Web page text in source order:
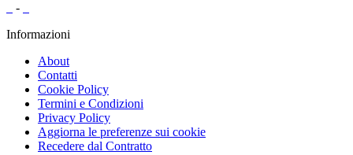
-
Informazioni
About
Contatti
Cookie Policy
Termini e Condizioni
Privacy Policy
Aggiorna le preferenze sui cookie
Recedere dal Contratto